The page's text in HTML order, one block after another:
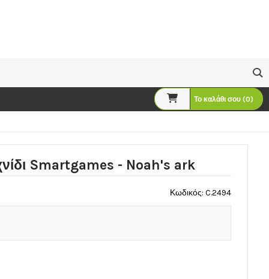
Το καλάθι σου (0)
Smartgames - Noah's ark
Κωδικός: C.2494